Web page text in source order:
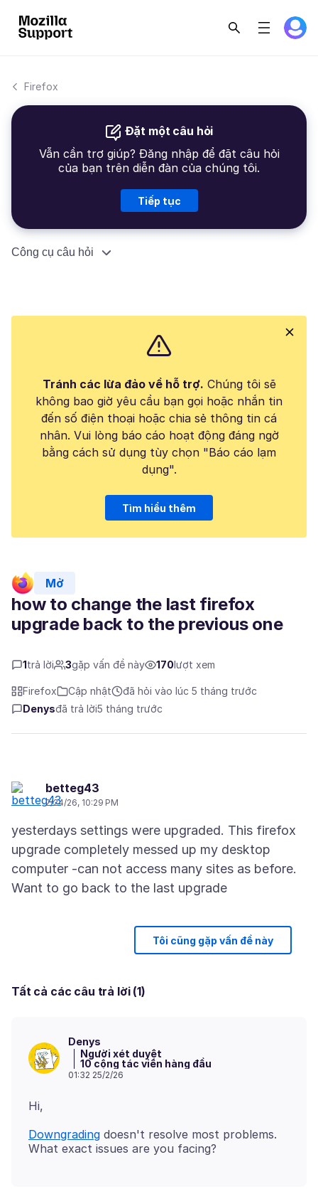
Firefox
Đặt một câu hỏi
Vẫn cần trợ giúp? Đăng nhập để đặt câu hỏi
của bạn trên diễn đàn của chúng tôi.
Tiếp tục
Công cụ câu hỏi
Tránh các lừa đảo về hỗ trợ. Chúng tôi sẽ
không bao giờ yêu cầu bạn gọi hoặc nhắn tin
đến số điện thoại hoặc chia sẻ thông tin cá
nhân. Vui lòng báo cáo hoạt động đáng ngờ
bằng cách sử dụng tùy chọn "Báo cáo lạm
dụng".
Tìm hiểu thêm
Mở
how to change the last firefox
upgrade back to the previous one
1trả lời 3gặp vấn đề này 170lượt xem
Firefox Cập nhật
đã hỏi vào lúc 5 tháng trước
Denysđã trả lời5 tháng trước
betteg43
2/24/26, 10:29 PM
yesterdays settings were upgraded. This firefox
upgrade completely messed up my desktop
computer -can not access many sites as before.
Tôi cũng gặp vấn đề này
Tất cả các câu trả lời (1)
Denys
Người xét duyệt
10 cộng tác viên hàng đầu
01:32 25/2/26
Downgrading doesn't resolve most problems.